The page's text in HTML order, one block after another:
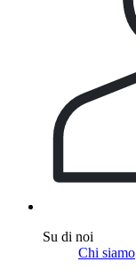
Su di noi
Chi siamo